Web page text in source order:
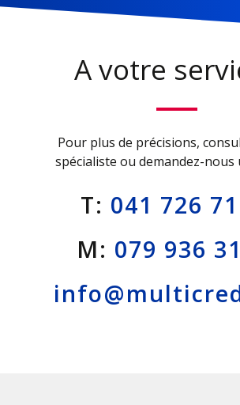
A votre
Pour plus de précisions,
spécialiste ou demandez-nous
T: 041 726
M: 079 936